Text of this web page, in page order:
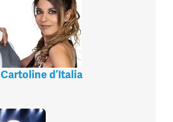
Cartoline d’Italia